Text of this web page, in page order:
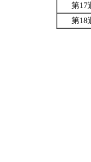
第17
第18